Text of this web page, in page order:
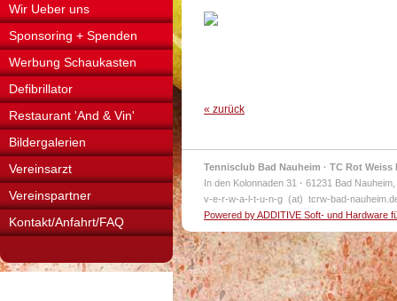
Wir Ueber uns
Sponsoring + Spenden
Werbung Schaukasten
Defibrillator
Restaurant 'And & Vin'
Bildergalerien
Vereinsarzt
Vereinspartner
Kontakt/Anfahrt/FAQ
« zurück
Tennisclub Bad Nauheim · TC Rot Weiss
In den Kolonnaden 31 · 61231 Bad
v-e-r-w-a-l-t-u-n-g (at) tcrw-bad-
Powered by ADDITIVE Soft- und Hardware